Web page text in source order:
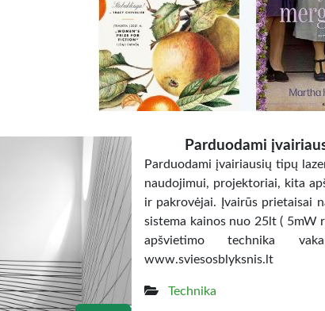
Parduodami
Parduodami įvairiausių tipų
naudojimui, projektoriai, kita
ir pakrovėjai. Įvairūs prietaisai
sistema kainos nuo 25lt ( 5mW
apšvietimo technika
www.sviesosblyksnis.lt
Technika